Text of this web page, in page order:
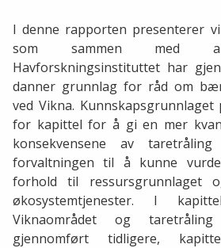
I denne rapporten presenterer
som sammen med
Havforskningsinstituttet har
danner grunnlag for råd om
ved Vikna.
for kapittel for å gi en mer
konsekvensene av
forvaltningen til å kunne
forhold til ressursgrunnlaget
økosystemtjenester. I
Viknaområdet og
gjennomført tidligere,